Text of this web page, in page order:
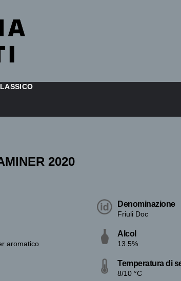
2020
Denominazione
Friuli Doc
aromatico
Alcol
13.5%
Temperatura di
8/10 °C